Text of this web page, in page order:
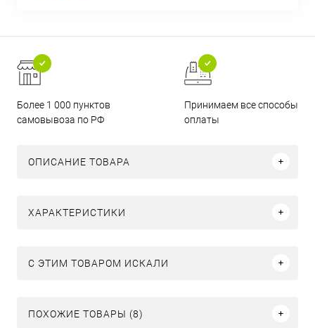
Более 1 000 пунктов
самовывоза по РФ
Принимаем все способы
оплаты
ОПИСАНИЕ ТОВАРА
ХАРАКТЕРИСТИКИ
C ЭТИМ ТОВАРОМ ИСКАЛИ
ПОХОЖИЕ ТОВАРЫ (8)